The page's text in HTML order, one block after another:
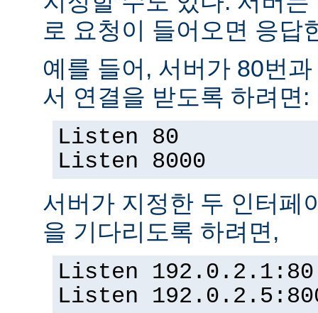
로 요청이 들어오면 응답
예를 들어, 서버가 80번
서 연결을 받도록 하려면:
Listen 80
Listen 8000
서버가 지정한 두 인터페
을 기다리도록 하려면,
Listen 192.0.2.1:80
Listen